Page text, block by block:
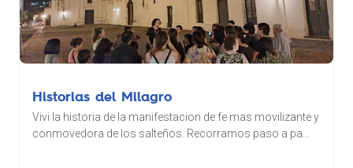
Historias del Milagro
Vivi la historia de la manifestacion de fe mas movilizante y
conmovedora de los salteños. Recorramos paso a pa...